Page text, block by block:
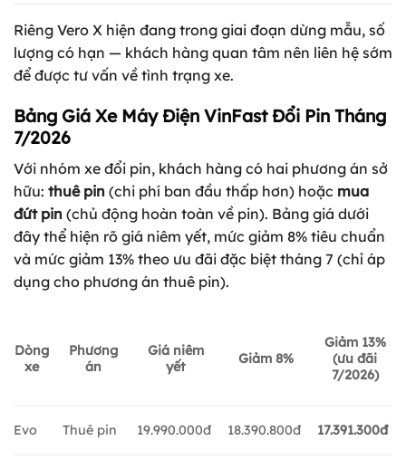
Riêng Vero X hiện đang trong giai đoạn dừng mẫu, số
lượng có hạn — khách hàng quan tâm nên liên hệ sớm
để được tư vấn về tình trạng xe.
Bảng Giá Xe Máy Điện VinFast Đổi Pin Tháng
7/2026
Với nhóm xe đổi pin, khách hàng có hai phương án sở
hữu: thuê pin (chi phí ban đầu thấp hơn) hoặc mua
đứt pin (chủ động hoàn toàn về pin). Bảng giá dưới
đây thể hiện rõ giá niêm yết, mức giảm 8% tiêu chuẩn
và mức giảm 13% theo ưu đãi đặc biệt tháng 7 (chỉ áp
dụng cho phương án thuê pin).
Dòng
xe
Phương
án
Giá niêm
yết
Giảm 8%
Giảm 13%
(ưu đãi
7/2026)
Evo Thuê pin 19.990.000đ 18.390.800đ 17.391.300đ